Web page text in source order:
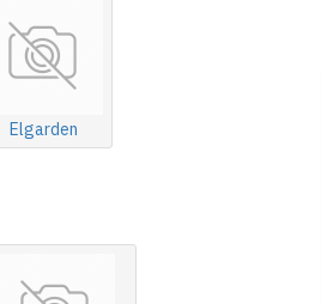
Elgarden